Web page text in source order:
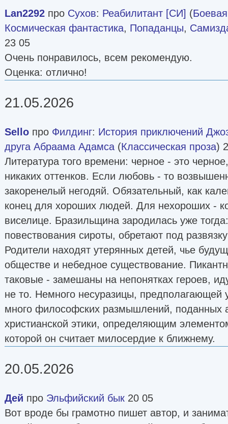
Lan2292 про Сухов: Реабилитант [СИ] (
Космическая фантастика, Попаданцы,
23 05
Очень понравилось, всем рекомендую.
Оценка: отлично!
21.05.2026
Sello про Филдинг: История приключений
друга Абраама Адамса (Классическая проза)
Литература того времени: черное - это
никаких оттенков. Если любовь - то
закоренелый негодяй. Обязательный, как
конец для хороших людей. Для нехороших -
виселице. Бразильщина зародилась уже
повествования сироты, обретают под
Родители находят утерянных детей, чье
обществе и небедное существование.
таковые - замешаны на непонятках героев,
не то. Немного несуразицы, предполагающей
много философских размышлений, поданных
христианской этики, определяющим
которой он считает милосердие к ближнему.
20.05.2026
Дей про Эльфийский бык 20 05
Вот вроде бы грамотно пишет автор, и